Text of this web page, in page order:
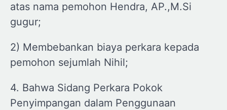
atas nama pemohon Hendra, AP.,M.Si
gugur;
2) Membebankan biaya perkara kepada
pemohon sejumlah Nihil;
4. Bahwa Sidang Perkara Pokok
Penyimpangan dalam Penggunaan